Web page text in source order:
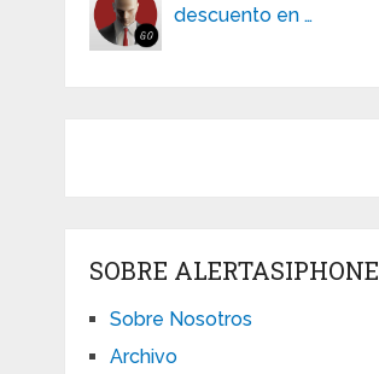
descuento en …
SOBRE ALERTASIPHONE
Sobre Nosotros
Archivo